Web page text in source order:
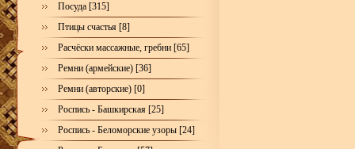
Посуда [315]
Птицы счастья [8]
Расчёски массажные, гребни [65]
Ремни (армейские) [36]
Ремни (авторские) [0]
Роспись - Башкирская [25]
Роспись - Беломорские узоры [24]